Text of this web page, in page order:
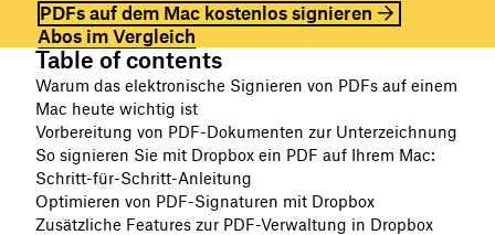
PDFs auf dem Mac kostenlos signieren
Abos im Vergleich
Table of contents
Warum das elektronische Signieren von PDFs auf einem
Mac heute wichtig ist
Vorbereitung von PDF-Dokumenten zur Unterzeichnung
So signieren Sie mit Dropbox ein PDF auf Ihrem Mac:
Schritt-für-Schritt-Anleitung
Optimieren von PDF-Signaturen mit Dropbox
Zusätzliche Features zur PDF-Verwaltung in Dropbox